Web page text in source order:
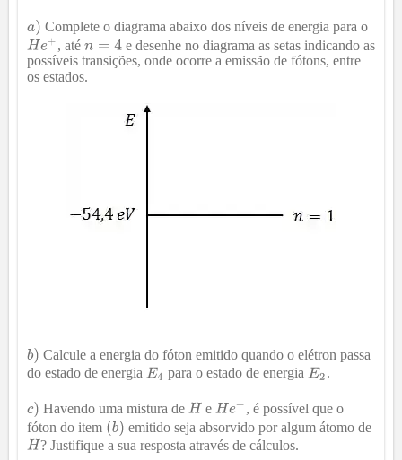
Complete o diagrama abaixo dos níveis de energia para o
, até
e desenhe no diagrama as setas indicando as
possíveis transições, onde ocorre a emissão de fótons, entre
os estados.
Calcule a energia do fóton emitido quando o elétron passa
do estado de energia
para o estado de energia .
Havendo uma mistura de e
, é possível que o
fóton do item
emitido seja absorvido por algum átomo de
? Justifique a sua resposta através de cálculos.